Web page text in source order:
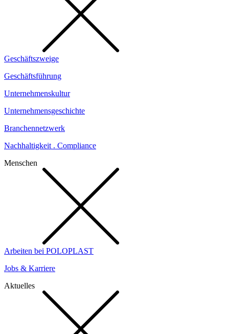
Geschäftszweige
Geschäftsführung
Unternehmenskultur
Unternehmensgeschichte
Branchennetzwerk
Nachhaltigkeit . Compliance
Menschen
Arbeiten bei POLOPLAST
Jobs & Karriere
Aktuelles